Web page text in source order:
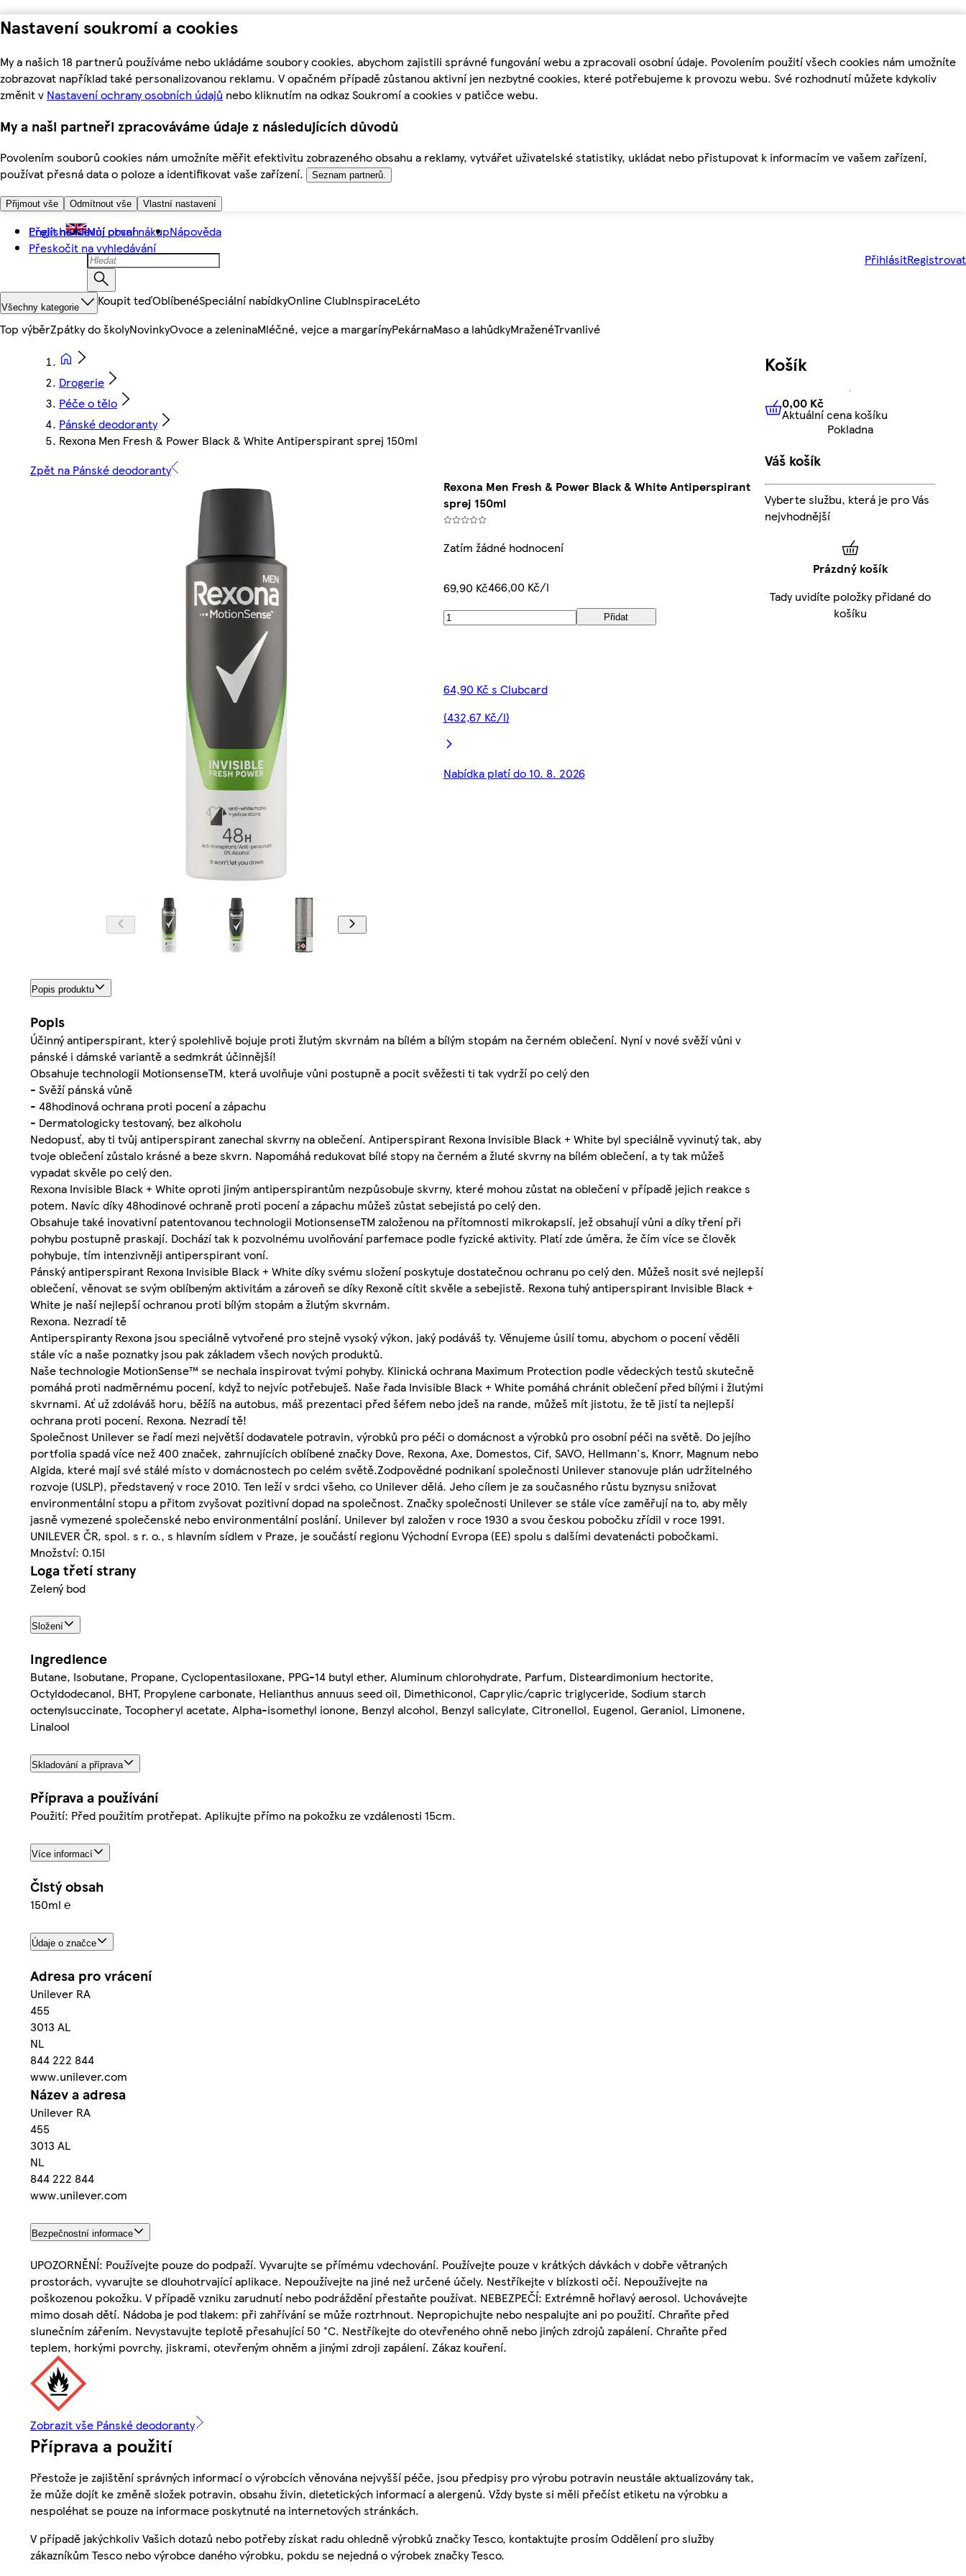
Nastavení soukromí a cookies
My a našich 18 partnerů používáme nebo ukládáme soubory cookies, abychom zajistili správné fungování webu a zpracovali osobní údaje. Povolením použití všech cookies nám umožníte
zobrazovat například také personalizovanou reklamu. V opačném případě zůstanou aktivní jen nezbytné cookies, které potřebujeme k provozu webu. Své rozhodnutí můžete kdykoliv
změnit v Nastavení ochrany osobních údajů nebo kliknutím na odkaz Soukromí a cookies v patičce webu.
My a naši partneři zpracováváme údaje z následujících důvodů
Povolením souborů cookies nám umožníte měřit efektivitu zobrazeného obsahu a reklamy, vytvářet uživatelské statistiky, ukládat nebo přistupovat k informacím ve vašem zařízení,
používat přesná data o poloze a identifikovat vaše zařízení.
Seznam partnerů.
Přijmout vše Odmítnout vše Vlastní nastavení
Přejít na hlavní obsah
Přeskočit na vyhledávání
English Můj první nákupNápověda
PřihlásitRegistrovat
Všechny kategorie Koupit teďOblíbenéSpeciální nabídkyOnline ClubInspiraceLéto
Top výběrZpátky do školyNovinkyOvoce a zeleninaMléčné, vejce a margarínyPekárnaMaso a lahůdkyMraženéTrvanlivé
Drogerie
Péče o tělo
Pánské deodoranty
Rexona Men Fresh & Power Black & White Antiperspirant sprej 150ml
Zpět na Pánské deodoranty
Rexona Men Fresh & Power Black & White Antiperspirant
sprej 150ml
Zatím žádné hodnocení
69,90 Kč466,00 Kč/l
Přidat
64,90 Kč s Clubcard
(432,67 Kč/l)
Nabídka platí do 10. 8. 2026
Popis produktu
Popis
Účinný antiperspirant, který spolehlivě bojuje proti žlutým skvrnám na bílém a bílým stopám na černém oblečení. Nyní v nové svěží vůni v
pánské i dámské variantě a sedmkrát účinnější!
Obsahuje technologii MotionsenseTM, která uvolňuje vůni postupně a pocit svěžesti ti tak vydrží po celý den
- Svěží pánská vůně
- 48hodinová ochrana proti pocení a zápachu
- Dermatologicky testovaný, bez alkoholu
Nedopusť, aby ti tvůj antiperspirant zanechal skvrny na oblečení. Antiperspirant Rexona Invisible Black + White byl speciálně vyvinutý tak, aby
tvoje oblečení zůstalo krásné a beze skvrn. Napomáhá redukovat bílé stopy na černém a žluté skvrny na bílém oblečení, a ty tak můžeš
vypadat skvěle po celý den.
Rexona Invisible Black + White oproti jiným antiperspirantům nezpůsobuje skvrny, které mohou zůstat na oblečení v případě jejich reakce s
potem. Navíc díky 48hodinové ochraně proti pocení a zápachu můžeš zůstat sebejistá po celý den.
Obsahuje také inovativní patentovanou technologii MotionsenseTM založenou na přítomnosti mikrokapslí, jež obsahují vůni a díky tření při
pohybu postupně praskají. Dochází tak k pozvolnému uvolňování parfemace podle fyzické aktivity. Platí zde úměra, že čím více se člověk
pohybuje, tím intenzivněji antiperspirant voní.
Pánský antiperspirant Rexona Invisible Black + White díky svému složení poskytuje dostatečnou ochranu po celý den. Můžeš nosit své nejlepší
oblečení, věnovat se svým oblíbeným aktivitám a zároveň se díky Rexoně cítit skvěle a sebejistě. Rexona tuhý antiperspirant Invisible Black +
White je naší nejlepší ochranou proti bílým stopám a žlutým skvrnám.
Rexona. Nezradí tě
Antiperspiranty Rexona jsou speciálně vytvořené pro stejně vysoký výkon, jaký podáváš ty. Věnujeme úsilí tomu, abychom o pocení věděli
stále víc a naše poznatky jsou pak základem všech nových produktů.
Naše technologie MotionSense™ se nechala inspirovat tvými pohyby. Klinická ochrana Maximum Protection podle vědeckých testů skutečně
pomáhá proti nadměrnému pocení, když to nejvíc potřebuješ. Naše řada Invisible Black + White pomáhá chránit oblečení před bílými i žlutými
skvrnami. Ať už zdoláváš horu, běžíš na autobus, máš prezentaci před šéfem nebo jdeš na rande, můžeš mít jistotu, že tě jistí ta nejlepší
ochrana proti pocení. Rexona. Nezradí tě!
Společnost Unilever se řadí mezi největší dodavatele potravin, výrobků pro péči o domácnost a výrobků pro osobní péči na světě. Do jejího
portfolia spadá více než 400 značek, zahrnujících oblíbené značky Dove, Rexona, Axe, Domestos, Cif, SAVO, Hellmann's, Knorr, Magnum nebo
Algida, které mají své stálé místo v domácnostech po celém světě.Zodpovědné podnikaní společnosti Unilever stanovuje plán udržitelného
rozvoje (USLP), představený v roce 2010. Ten leží v srdci všeho, co Unilever dělá. Jeho cílem je za současného růstu byznysu snižovat
environmentální stopu a přitom zvyšovat pozitivní dopad na společnost. Značky společnosti Unilever se stále více zaměřují na to, aby měly
jasně vymezené společenské nebo environmentální poslání. Unilever byl založen v roce 1930 a svou českou pobočku zřídil v roce 1991.
UNILEVER ČR, spol. s r. o., s hlavním sídlem v Praze, je součástí regionu Východní Evropa (EE) spolu s dalšími devatenácti pobočkami.
Množství: 0.15l
Loga třetí strany
Zelený bod
Složení
Ingredience
Butane, Isobutane, Propane, Cyclopentasiloxane, PPG-14 butyl ether, Aluminum chlorohydrate, Parfum, Disteardimonium hectorite,
Octyldodecanol, BHT, Propylene carbonate, Helianthus annuus seed oil, Dimethiconol, Caprylic/capric triglyceride, Sodium starch
octenylsuccinate, Tocopheryl acetate, Alpha-isomethyl ionone, Benzyl alcohol, Benzyl salicylate, Citronellol, Eugenol, Geraniol, Limonene,
Linalool
Skladování a příprava
Příprava a používání
Použití: Před použitím protřepat. Aplikujte přímo na pokožku ze vzdálenosti 15cm.
Více informací
Čistý obsah
150ml ℮
Údaje o značce
Adresa pro vrácení
Unilever RA
455
3013 AL
NL
844 222 844
www.unilever.com
Název a adresa
Unilever RA
455
3013 AL
NL
844 222 844
www.unilever.com
Bezpečnostní informace
UPOZORNĚNÍ: Používejte pouze do podpaží. Vyvarujte se přímému vdechování. Používejte pouze v krátkých dávkách v dobře větraných
prostorách, vyvarujte se dlouhotrvající aplikace. Nepoužívejte na jiné než určené účely. Nestříkejte v blízkosti očí. Nepoužívejte na
poškozenou pokožku. V případě vzniku zarudnutí nebo podráždění přestaňte používat. NEBEZPEČÍ: Extrémně hořlavý aerosol. Uchovávejte
mimo dosah dětí. Nádoba je pod tlakem: při zahřívání se může roztrhnout. Nepropichujte nebo nespalujte ani po použití. Chraňte před
slunečním zářením. Nevystavujte teplotě přesahující 50 °C. Nestříkejte do otevřeného ohně nebo jiných zdrojů zapálení. Chraňte před
teplem, horkými povrchy, jiskrami, otevřeným ohněm a jinými zdroji zapálení. Zákaz kouření.
Zobrazit vše Pánské deodoranty
Příprava a použití
Přestože je zajištění správných informací o výrobcích věnována nejvyšší péče, jsou předpisy pro výrobu potravin neustále aktualizovány tak,
že může dojít ke změně složek potravin, obsahu živin, dietetických informací a alergenů. Vždy byste si měli přečíst etiketu na výrobku a
nespoléhat se pouze na informace poskytnuté na internetových stránkách.
V případě jakýchkoliv Vašich dotazů nebo potřeby získat radu ohledně výrobků značky Tesco, kontaktujte prosím Oddělení pro služby
zákazníkům Tesco nebo výrobce daného výrobku, pokdu se nejedná o výrobek značky Tesco.
Košík
0,00 KčAktuální cena košíku
0,00 Kč
Aktuální cena košíku
Pokladna
Váš košík
Vyberte službu, která je pro Vás
nejvhodnější
Prázdný košík
Tady uvidíte položky přidané do
košíku